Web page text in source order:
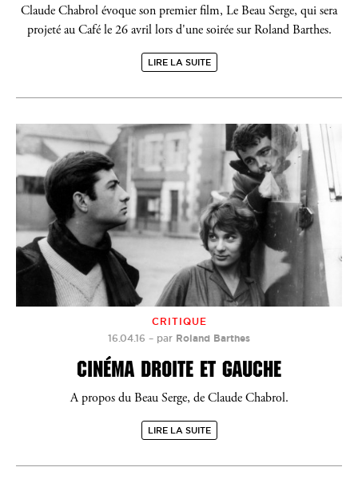
Claude Chabrol évoque son premier film, Le Beau Serge, qui sera
projeté au Café le 26 avril lors d'une soirée sur Roland Barthes.
LIRE LA SUITE
CRITIQUE
16.04.16 – par Roland Barthes
CINÉMA DROITE ET GAUCHE
A propos du Beau Serge, de Claude Chabrol.
LIRE LA SUITE